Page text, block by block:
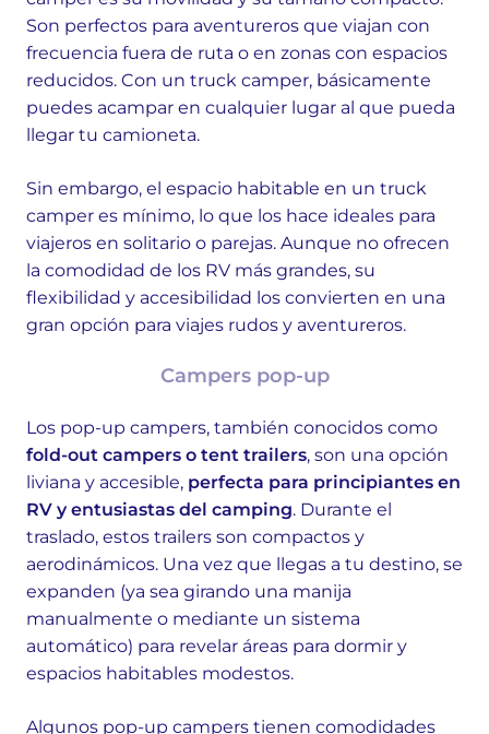
Son perfectos para aventureros que viajan con
frecuencia fuera de ruta o en zonas con espacios
reducidos. Con un truck camper, básicamente
puedes acampar en cualquier lugar al que pueda
llegar tu camioneta.
Sin embargo, el espacio habitable en un truck
camper es mínimo, lo que los hace ideales para
viajeros en solitario o parejas. Aunque no ofrecen
la comodidad de los RV más grandes, su
flexibilidad y accesibilidad los convierten en una
gran opción para viajes rudos y aventureros.
Campers pop-up
Los pop-up campers, también conocidos como
fold-out campers o tent trailers, son una opción
liviana y accesible, perfecta para principiantes en
RV y entusiastas del camping. Durante el
traslado, estos trailers son compactos y
aerodinámicos. Una vez que llegas a tu destino, se
expanden (ya sea girando una manija
manualmente o mediante un sistema
automático) para revelar áreas para dormir y
espacios habitables modestos.
Algunos pop-up campers tienen comodidades